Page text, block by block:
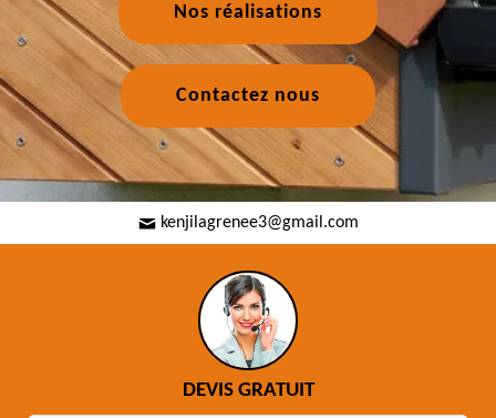
Nos réalisations
Contactez nous
kenjilagrenee3@gmail.com
DEVIS GRATUIT